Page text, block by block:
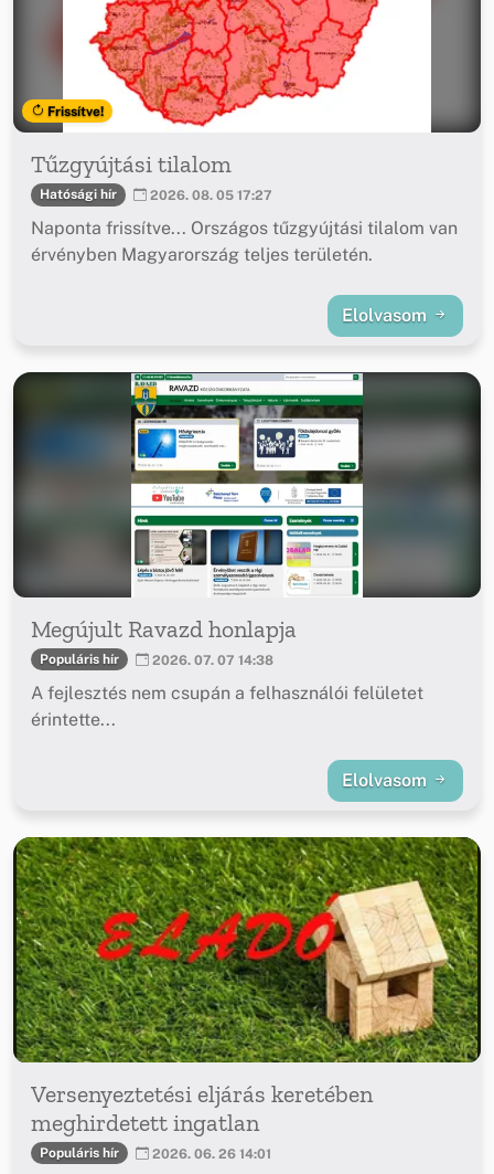
Frissítve!
Tűzgyújtási tilalom
Hatósági hír 2026. 08. 05 17:27
Naponta frissítve... Országos tűzgyújtási tilalom van
érvényben Magyarország teljes területén.
Elolvasom
Megújult Ravazd honlapja
Populáris hír 2026. 07. 07 14:38
A fejlesztés nem csupán a felhasználói felületet
érintette...
Elolvasom
Versenyeztetési eljárás keretében
meghirdetett ingatlan
Populáris hír 2026. 06. 26 14:01